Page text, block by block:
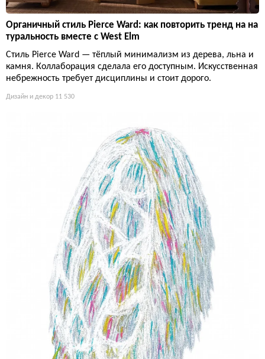
Органичный стиль Pierce Ward: как повторить тренд на на
туральность вместе с West Elm
Стиль Pierce Ward — тёплый минимализм из дерева, льна и
камня. Коллаборация сделала его доступным. Искусственная
небрежность требует дисциплины и стоит дорого.
Дизайн и декор 11 530